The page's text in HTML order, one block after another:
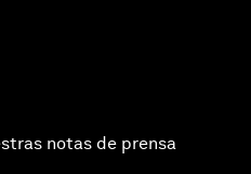
notas de prensa